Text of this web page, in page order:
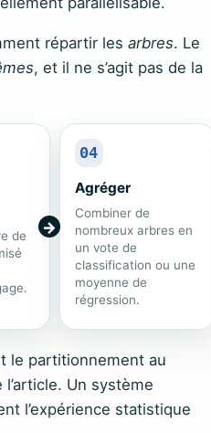
répartir les arbres. Le
, et il ne s’agit pas de la
de
04
Agréger
Combiner de
nombreux arbres en
un vote de
classification ou une
moyenne de
régression.
le partitionnement au
Un système
l’expérience statistique